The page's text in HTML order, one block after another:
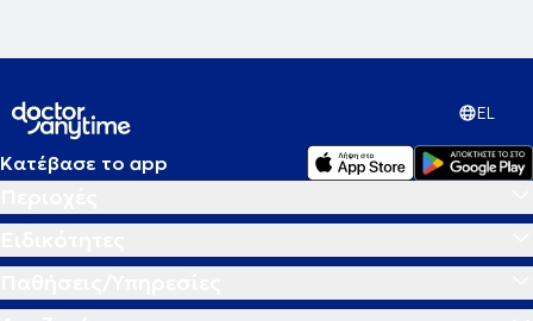
EL
Κατέβασε το app